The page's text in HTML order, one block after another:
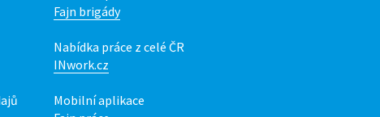
Fajn brigády
Nabídka práce z celé ČR
INwork.cz
Mobilní aplikace